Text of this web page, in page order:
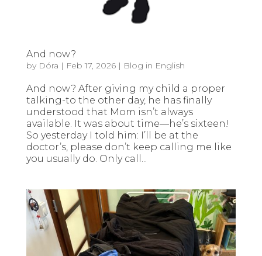
And now?
by Dóra | Feb 17, 2026| Blog in English
And now? After giving my child a proper
talking-to the other day, he has finally
understood that Mom isn’t always
available. It was about time—he’s sixteen!
So yesterday I told him: I’ll be at the
doctor’s, please don’t keep calling me like
you usually do. Only call...